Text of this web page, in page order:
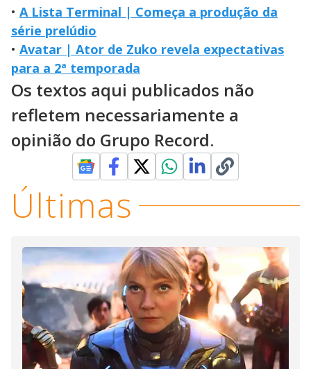
• A Lista Terminal | Começa a produção da
série prelúdio
• Avatar | Ator de Zuko revela expectativas
para a 2ª temporada
Os textos aqui publicados não
refletem necessariamente a
opinião do Grupo Record.
Últimas